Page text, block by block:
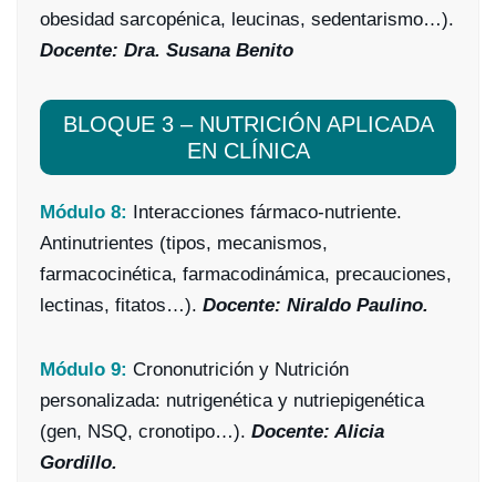
obesidad sarcopénica, leucinas, sedentarismo…).
Docente: Dra. Susana Benito
BLOQUE 3 – NUTRICIÓN APLICADA
EN CLÍNICA
Módulo 8: Interacciones fármaco-nutriente.
Antinutrientes (tipos, mecanismos,
farmacocinética, farmacodinámica, precauciones,
lectinas, fitatos…). Docente: Niraldo Paulino.
Módulo 9: Crononutrición y Nutrición
personalizada: nutrigenética y nutriepigenética
(gen, NSQ, cronotipo…). Docente: Alicia
Gordillo.